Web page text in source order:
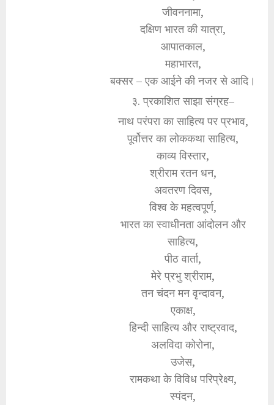
जीवननामा,
दक्षिण भारत की यात्रा,
आपातकाल,
महाभारत,
बक्सर – एक आईने की नजर से आदि।
३. प्रकाशित साझा संग्रह–
नाथ परंपरा का साहित्य पर प्रभाव,
पूर्वोत्तर का लोककथा साहित्य,
काव्य विस्तार,
श्रीराम रतन धन,
अवतरण दिवस,
विश्व के महत्वपूर्ण,
भारत का स्वाधीनता आंदोलन और
साहित्य,
पीठ वार्ता,
मेरे प्रभु श्रीराम,
तन चंदन मन वृन्दावन,
एकाक्ष,
हिन्दी साहित्य और राष्ट्रवाद,
अलविदा कोरोना,
उजेस,
रामकथा के विविध परिप्रेक्ष्य,
स्पंदन,